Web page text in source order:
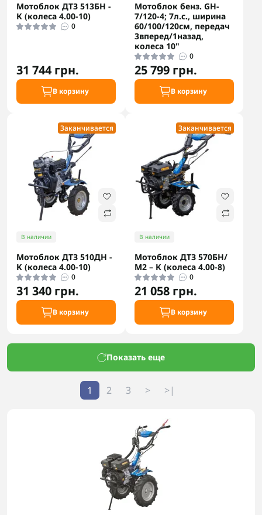
Мотоблок ДТЗ 513БН -
К (колеса 4.00-10)
0
31 744 грн.
В корзину
Мотоблок бенз. GH-
7/120-4; 7л.с., ширина
60/100/120см, передач
3вперед/1назад,
колеса 10"
0
25 799 грн.
В корзину
Заканчивается
В наличии
Мотоблок ДТЗ 510ДН -
К (колеса 4.00-10)
0
31 340 грн.
В корзину
Заканчивается
В наличии
Мотоблок ДТЗ 570БН/
М2 – К (колеса 4.00-8)
0
21 058 грн.
В корзину
Показать еще
1 2 3 > >|